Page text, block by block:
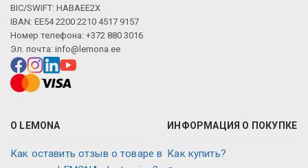
Описание искусственного интеллекта
BIC/SWIFT: HABAEE2X
IBAN: EE54 2200 2210 4517 9157
Номер телефона: +372 880 3016
Эл. почта: info@lemona.ee
О LEMONA
Как оставить отзыв о товаре в
ИНФОРМАЦИЯ О ПОКУПКЕ
Как купить?